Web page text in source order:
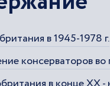
в 1945-1978 г.
консерваторов во